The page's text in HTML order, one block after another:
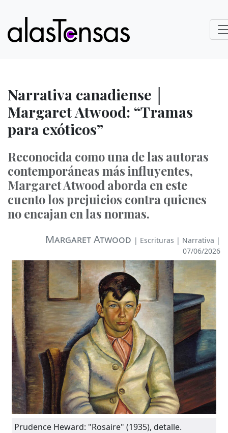
Narrativa canadiense │
Margaret Atwood: “Tramas
para exóticos”
Reconocida como una de las autoras
contemporáneas más influyentes,
Margaret Atwood aborda en este
cuento los prejuicios contra quienes
no encajan en las normas.
Margaret Atwood | Escrituras | Narrativa |
07/06/2026
Prudence Heward: "Rosaire" (1935), detalle.